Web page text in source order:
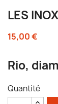
LES
15,00 €
Rio,
Quantité